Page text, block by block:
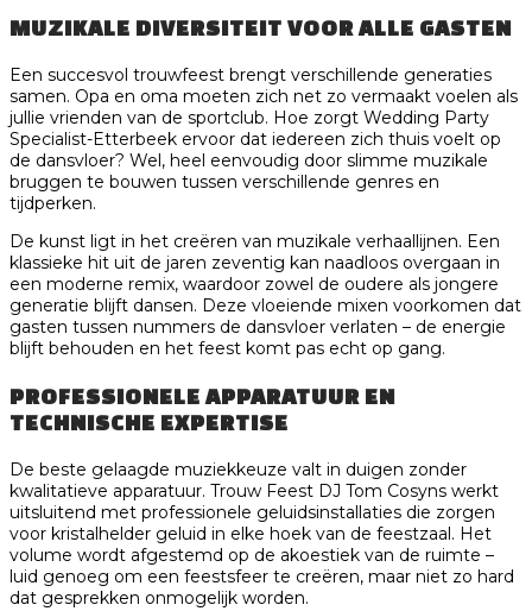
MUZIKALE DIVERSITEIT VOOR ALLE GASTEN
Een succesvol trouwfeest brengt verschillende generaties
samen. Opa en oma moeten zich net zo vermaakt voelen als
jullie vrienden van de sportclub. Hoe zorgt Wedding Party
Specialist-Etterbeek ervoor dat iedereen zich thuis voelt op
de dansvloer? Wel, heel eenvoudig door slimme muzikale
bruggen te bouwen tussen verschillende genres en
tijdperken.
De kunst ligt in het creëren van muzikale verhaallijnen. Een
klassieke hit uit de jaren zeventig kan naadloos overgaan in
een moderne remix, waardoor zowel de oudere als jongere
generatie blijft dansen. Deze vloeiende mixen voorkomen dat
gasten tussen nummers de dansvloer verlaten – de energie
blijft behouden en het feest komt pas echt op gang.
PROFESSIONELE APPARATUUR EN
TECHNISCHE EXPERTISE
De beste gelaagde muziekkeuze valt in duigen zonder
kwalitatieve apparatuur. Trouw Feest DJ Tom Cosyns werkt
uitsluitend met professionele geluidsinstallaties die zorgen
voor kristalhelder geluid in elke hoek van de feestzaal. Het
volume wordt afgestemd op de akoestiek van de ruimte –
luid genoeg om een feestsfeer te creëren, maar niet zo hard
dat gesprekken onmogelijk worden.